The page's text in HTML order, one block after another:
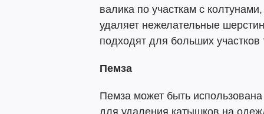
валика по участкам с
удаляет нежелательные
подходят для больших участков
Пемза
Пемза может быть
для удаления катышков на